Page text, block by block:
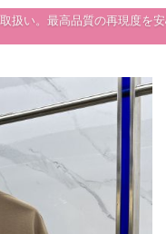
扱い。最高品質の再現度を
でお得な割引をご利用いただ
バッグ最新モデルが登場。